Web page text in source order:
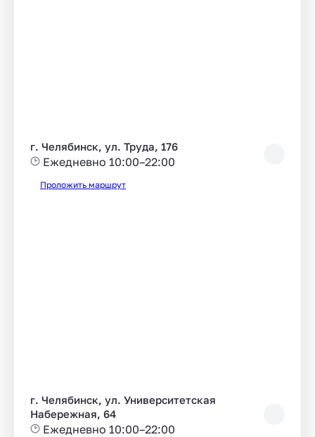
г. Челябинск, ул. Труда, 176
Ежедневно 10:00–22:00
Проложить маршрут
г. Челябинск, ул. Университетская
Набережная, 64
Ежедневно 10:00–22:00